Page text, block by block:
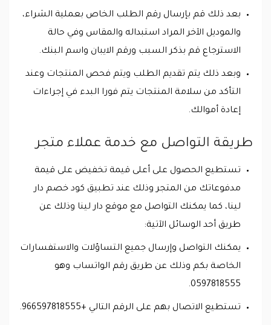
بعد ذلك قم بإرسال رقم الطلب الخاص بعملية الشراء،
والموديل الآخر المراد استبداله والمقاس وفي حالة
الاسترجاع قم بذكر السبب ورقم الايبان واسم البنك.
وبعد ذلك يتم تقديم الطلب ويتم فحص المنتجات وعند
التأكد من سلامة المنتجات يتم فورا البدء في إجراءات
إعادة أموالك.
طريقة التواصل مع خدمة عملاء متجر
تستطيع الحصول على أعلى قيمة تخفيض على قيمة
مدفوعاتك من المتجر وذلك عند تطبيق كود خصم دار
لينا، كما يمكنك التواصل مع موقع دار لينا وذلك عن
طريق أحد الوسائل الآتية:
يمكنك التواصل وإرسال جميع التساؤلات والاستفسارات
الخاصة بكم وذلك عن طريق رقم الواتساب وهو
0597818555.
تستطيع الاتصال بهم على الرقم التالي +966597818555.